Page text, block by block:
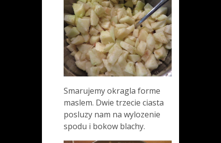
Smarujemy okragla forme
maslem. Dwie trzecie ciasta
posluzy nam na wylozenie
spodu i bokow blachy.